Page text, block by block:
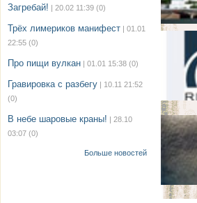
Загребай! | 20.02 11:39 (0)
Трёх лимериков манифест | 01.01
22:55 (0)
Про пищи вулкан | 01.01 15:38 (0)
Гравировка с разбегу | 10.11 21:52
(0)
В небе шаровые краны! | 28.10
03:07 (0)
Больше новостей